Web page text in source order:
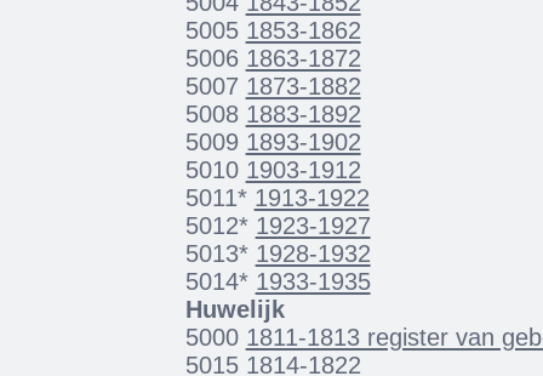
5005 1853-1862
5006 1863-1872
5007 1873-1882
5008 1883-1892
5009 1893-1902
5010 1903-1912
5011* 1913-1922
5012* 1923-1927
5013* 1928-1932
5014* 1933-1935
Huwelijk
5000 1811-1813 register van
5015 1814-1822